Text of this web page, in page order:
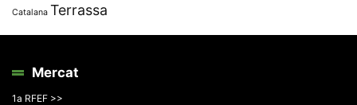
Catalana Terrassa
Mercat
1a RFEF >>